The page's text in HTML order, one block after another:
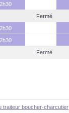
Fermé
Fermé
traiteur boucher-charcutier